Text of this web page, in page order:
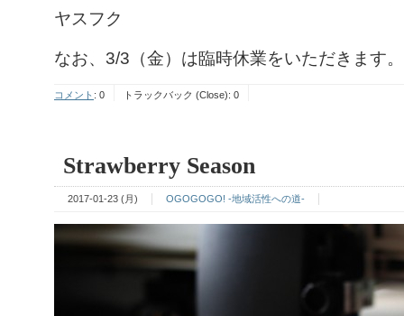
ヤスフク
なお、3/3（金）は臨時休業をいただきます。
コメント : 0 トラックバック (Close): 0
Strawberry Season
2017-01-23 (月) OGOGOGO! -地域活性への道-